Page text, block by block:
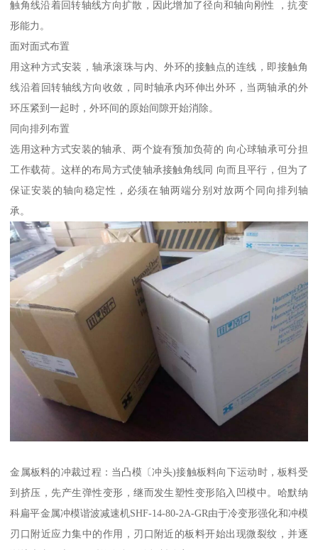
触角线沿着回转轴线方向扩散，因此增加了径向和轴向刚性 ，抗变
形能力。
面对面式布置
用这种方式安装，轴承滚珠与内、外环的接触点的连线，即接触角
线沿着回转轴线方向收敛，同时轴承内环伸出外环，当两轴承的外
环压紧到一起时，外环间的原始间隙开始消除。
同向排列布置
选用这种方式安装的轴承、两个旋有预加负荷的 向心球轴承可分担
工作载荷。这样的布局方式使轴承接触角线同 向而且平行，但为了
保证安装的轴向稳定性，必须在轴两端分别对放两个同向排列轴
承。
金属板料的冲裁过程：当凸模〔冲头)接触板料向下运动时，板料受
到挤压，先产生弹性变形，继而发生塑性变形陷入凹模中。哈默纳
科扁平金属冲模谐波减速机SHF-14-80-2A-GR由于冷变形强化和冲模
刃口附近应力集中的作用，刃口附近的板料开始出现微裂纹，并逐